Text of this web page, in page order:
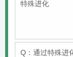
特殊进化
Q：通过特殊进